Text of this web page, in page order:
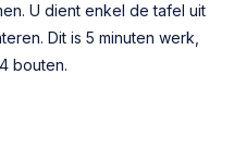
U dient enkel de tafel uit
Dit is 5 minuten werk,
bouten.